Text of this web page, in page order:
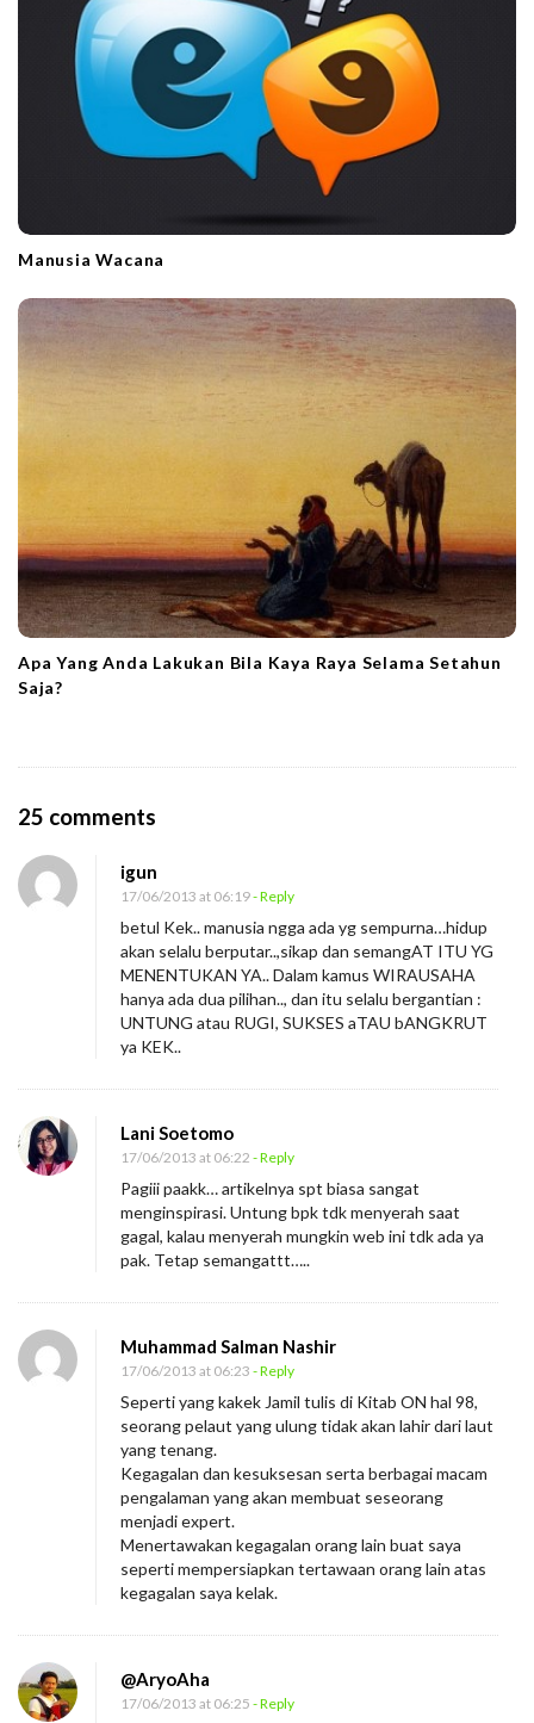
Manusia Wacana
Apa Yang Anda Lakukan Bila Kaya Raya Selama Setahun
Saja?
25 comments
J
n
g
a
n
n
c
e
l
a
K
g
a
g
a
l
a
n
igun
17/06/2013 at 06:19- Reply
betul Kek.. manusia ngga ada yg sempurna…hidup
akan selalu berputar..,sikap dan semangAT ITU YG
MENENTUKAN YA.. Dalam kamus WIRAUSAHA
hanya ada dua pilihan.., dan itu selalu bergantian :
UNTUNG atau RUGI, SUKSES aTAU bANGKRUT
ya KEK..
Lani Soetomo
17/06/2013 at 06:22 - Reply
Pagiii paakk… artikelnya spt biasa sangat
menginspirasi. Untung bpk tdk menyerah saat
gagal, kalau menyerah mungkin web ini tdk ada ya
pak. Tetap semangattt…..
Muhammad Salman Nashir
17/06/2013 at 06:23 - Reply
Seperti yang kakek Jamil tulis di Kitab ON hal 98,
seorang pelaut yang ulung tidak akan lahir dari laut
yang tenang.
Kegagalan dan kesuksesan serta berbagai macam
pengalaman yang akan membuat seseorang
menjadi expert.
Menertawakan kegagalan orang lain buat saya
seperti mempersiapkan tertawaan orang lain atas
kegagalan saya kelak.
@AryoAha
17/06/2013 at 06:25 - Reply